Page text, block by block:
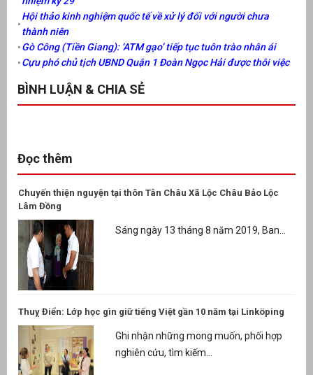
Hội thảo kinh nghiệm quốc tế về xử lý đối với người chưa
thành niên
Gò Công (Tiền Giang): ‘ATM gạo’ tiếp tục tuôn trào nhân ái
Cựu phó chủ tịch UBND Quận 1 Đoàn Ngọc Hải được thôi việc
BÌNH LUẬN & CHIA SẺ
Đọc thêm
Chuyến thiện nguyện tại thôn Tân Châu Xã Lộc Châu Bảo Lộc
Lâm Đồng
Sáng ngày 13 tháng 8 năm 2019, Ban...
Thuỵ Điển: Lớp học gìn giữ tiếng Việt gần 10 năm tại Linköping
Ghi nhận những mong muốn, phối hợp
nghiên cứu, tìm kiếm...